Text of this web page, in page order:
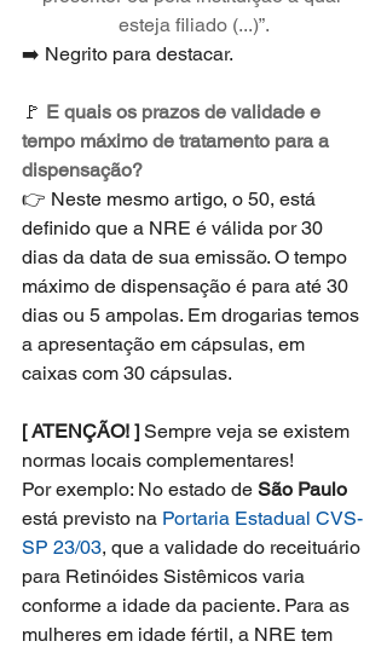
esteja filiado (...)”.
➡️ Negrito para destacar.
🚩 E quais os prazos de validade e
tempo máximo de tratamento para a
dispensação?
👉 Neste mesmo artigo, o 50, está
definido que a NRE é válida por 30
dias da data de sua emissão. O tempo
máximo de dispensação é para até 30
dias ou 5 ampolas. Em drogarias temos
a apresentação em cápsulas, em
caixas com 30 cápsulas.
[ ATENÇÃO! ] Sempre veja se existem
normas locais complementares!
Por exemplo: No estado de São Paulo
está previsto na Portaria Estadual CVS-
SP 23/03, que a validade do receituário
para Retinóides Sistêmicos varia
conforme a idade da paciente. Para as
mulheres em idade fértil, a NRE tem